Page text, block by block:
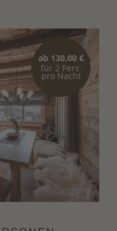
Spülmaschine
Bidet und
Dr. Joseph
ab 130,00 €
für 2 Pers.
pro Nacht